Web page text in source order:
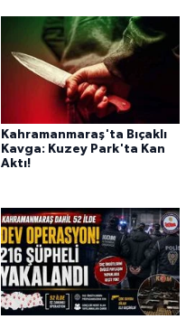
Kahramanmaraş'ta Bıçaklı
Kavga: Kuzey Park'ta Kan
Aktı!